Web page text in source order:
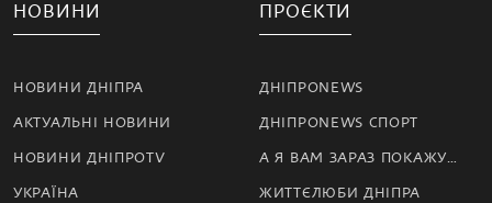
НОВИНИ
НОВИНИ ДНІПРА
АКТУАЛЬНІ НОВИНИ
НОВИНИ ДНІПРОTV
УКРАЇНА
ПРОЄКТИ
ДНІПРОNEWS
ДНІПРОNEWS СПОРТ
А Я ВАМ ЗАРАЗ ПОКАЖУ…
ЖИТТЄЛЮБИ ДНІПРА